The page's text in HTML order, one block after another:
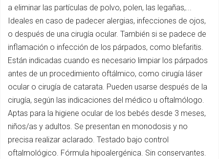
a eliminar las partículas de polvo, polen, las legañas,...
Ideales en caso de padecer alergias, infecciones de ojos,
o después de una cirugía ocular. También si se padece de
inflamación o infección de los párpados, como blefaritis.
Están indicadas cuando es necesario limpiar los párpados
antes de un procedimiento oftálmico, como cirugía láser
ocular o cirugía de catarata. Pueden usarse después de la
cirugía, según las indicaciones del médico u oftalmólogo.
Aptas para la higiene ocular de los bebés desde 3 meses,
niños/as y adultos. Se presentan en monodosis y no
precisa realizar aclarado. Testado bajo control
oftalmológico. Fórmula hipoalergénica. Sin conservantes.